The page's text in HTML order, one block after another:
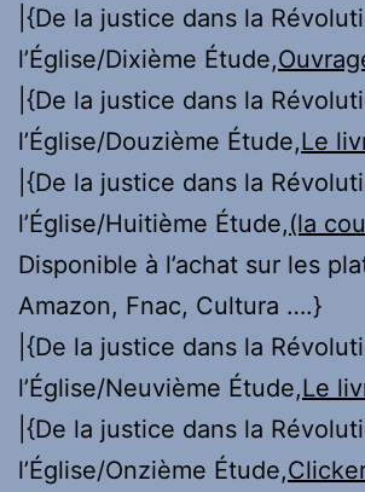
|{De la justice dans la
l’Église/Dixième Étude,
|{De la justice dans la
l’Église/Douzième Étude,Le
|{De la justice dans la
l’Église/Huitième Étude,(la
Disponible à l’achat sur les
Amazon, Fnac, Cultura ….}
|{De la justice dans la
l’Église/Neuvième Étude,Le
|{De la justice dans la
l’Église/Onzième Étude,